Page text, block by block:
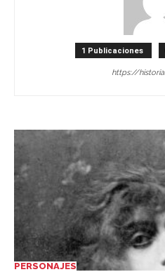
1 Publicaciones
https://
PERSONAJES